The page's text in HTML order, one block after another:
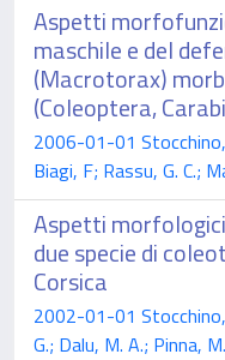
Aspetti
maschile e del
(Macrotorax)
(Coleoptera,
2006-01-01 Stocchino,
Biagi, F; Rassu, G. C.;
Aspetti
due specie di
Corsica
2002-01-01 Stocchino,
G.; Dalu, M. A.; Pinna,